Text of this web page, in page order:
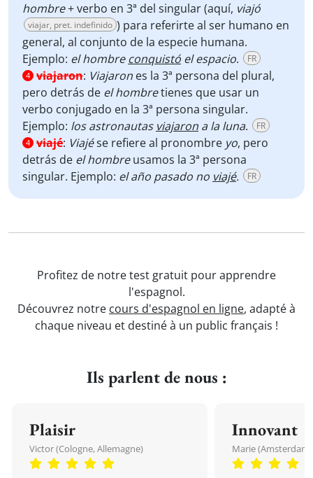
hombre+ verbo en 3ª del singular (aquí, viajó
viajar, pret. indefinido ) para referirte al ser humano en
general, al conjunto de la especie humana.
Ejemplo: el hombreconquistó el espacio. FR
4 viajaron: Viajaron es la 3ª persona del plural,
pero detrás de el hombretienes que usar un
verbo conjugado en la 3ª persona singular.
Ejemplo: los astronautas viajaron a la luna. FR
4 viajé: Viajése refiere al pronombre yo, pero
detrás de el hombreusamos la 3ª persona
singular. Ejemplo: el año pasado no viajé. FR
Profitez de notre test gratuit pour apprendre
l'espagnol.
Découvrez notre cours d'espagnol en ligne, adapté à
chaque niveau et destiné à un public français !
Ils parlent de nous :
Plaisir
Victor (Cologne, Allemagne)
Innovant
Marie (Amsterdam,